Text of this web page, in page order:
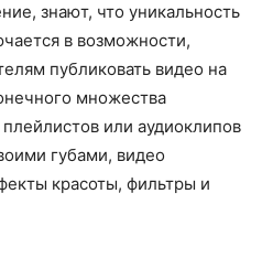
знают, что уникальность
в возможности,
публиковать видео на
множества
плейлистов или аудиоклипов
губами, видео
красоты, фильтры и